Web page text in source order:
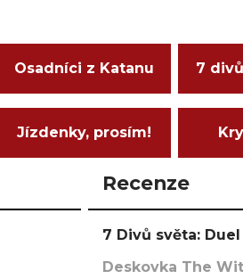
Osadníci z Katanu 7
Jízdenky, prosím!
Recenze
7 Divů světa:
Deskovka The